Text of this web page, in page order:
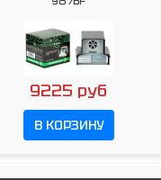
9225 руб
В КОРЗИНУ